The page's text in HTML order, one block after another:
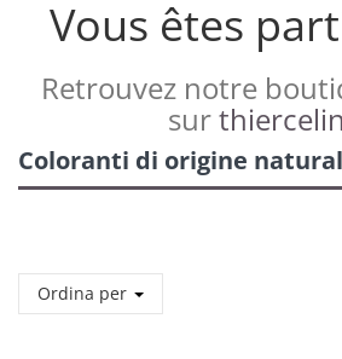
Vous êtes
Retrouvez notre
sur
Coloranti di origine
Ordina per